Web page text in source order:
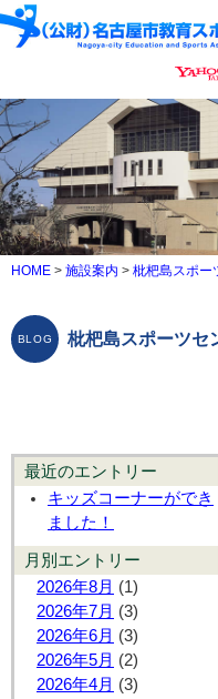
HOME > 施設案内 > 枇杷島スポー
枇杷島スポーツセ
最近のエントリー
キッズコーナーができ
ました！
月別エントリー
2026年8月 (1)
2026年7月 (3)
2026年6月 (3)
2026年5月 (2)
2026年4月 (3)